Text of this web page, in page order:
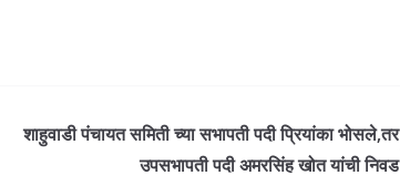
शाहुवाडी पंचायत समिती च्या सभापती पदी प्रियांका भोसले,तर
उपसभापती पदी अमरसिंह खोत यांची निवड